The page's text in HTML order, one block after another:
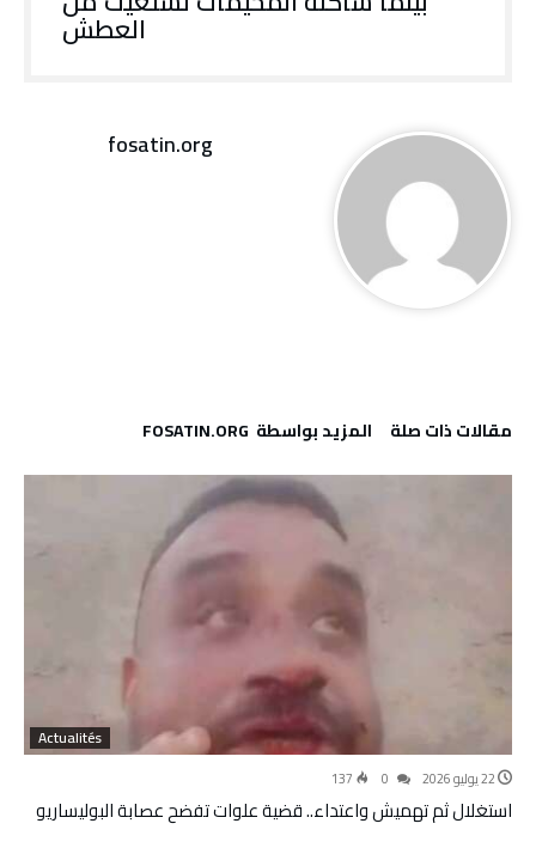
العطش
fosatin.org
‫مقالات ذات صلة‬ ‫‫المزيد بواسطة‬ ‬ FOSATIN.ORG
Actualités
22 يوليو 2026 137
استغلال ثم تهميش واعتداء.. قضية علوات تفضح عصابة البوليساريو